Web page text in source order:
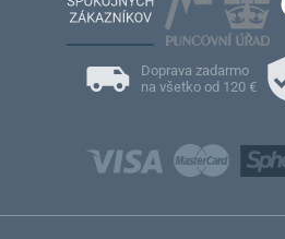
Doprava zadarmo
na všetko od 120 €